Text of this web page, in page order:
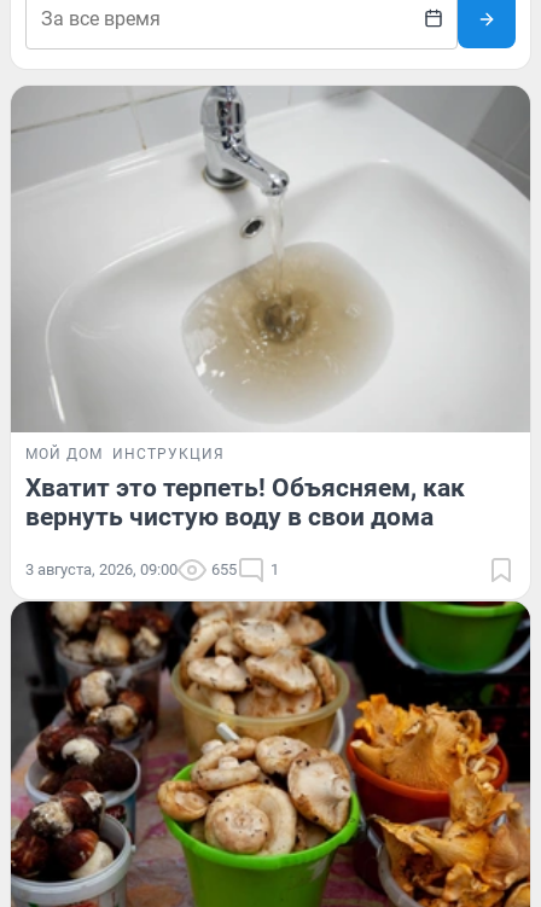
МОЙ ДОМ ИНСТРУКЦИЯ
Хватит это терпеть! Объясняем, как
вернуть чистую воду в свои дома
3 августа, 2026, 09:00 655 1